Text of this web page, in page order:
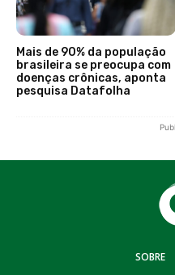
Mais de 90% da população
brasileira se preocupa com
doenças crônicas, aponta
pesquisa Datafolha
SOBRE